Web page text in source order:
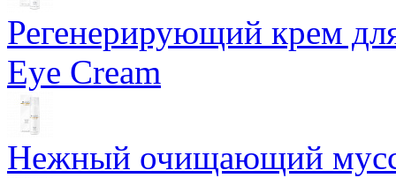
Регенерирующий крем
Eye Cream
Нежный очищающий мусс